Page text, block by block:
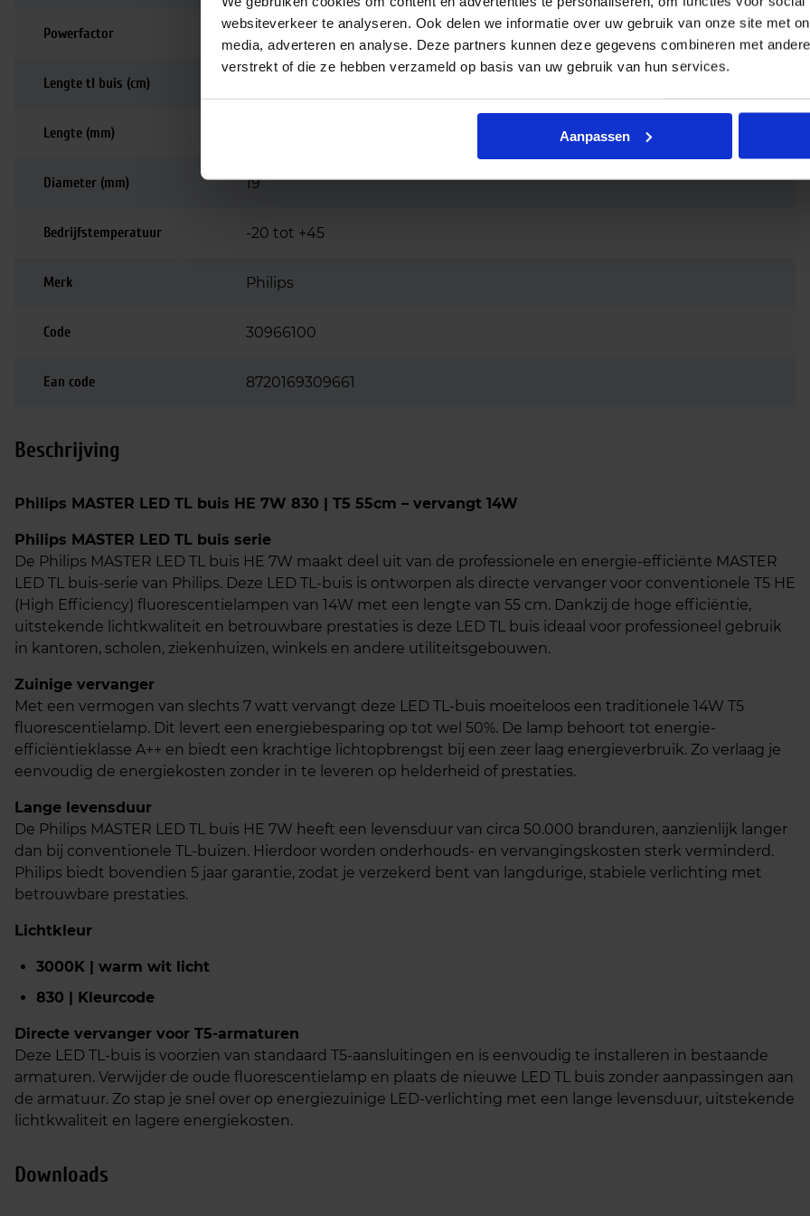
websiteverkeer te analyseren. Ook delen we informatie over uw gebruik van onze site met
media, adverteren en analyse. Deze partners kunnen deze gegevens combineren met
verstrekt of die ze hebben verzameld op basis van uw gebruik van hun services.
Aanpassen
Powerfactor 0, 9
Lengte tl buis (cm)
Lengte (mm)
Diameter (mm) 19
Bedrijfstemperatuur -20 tot +45
Merk Philips
Code 30966100
Ean code 8720169309661
Beschrijving
Philips MASTER LED TL buis HE 7W 830 | T5 55cm – vervangt 14W
Philips MASTER LED TL buis serie
De Philips MASTER LED TL buis HE 7W maakt deel uit van de professionele en energie-efficiënte MASTER
LED TL buis-serie van Philips. Deze LED TL-buis is ontworpen als directe vervanger voor conventionele T5 HE
(High Efficiency) fluorescentielampen van 14W met een lengte van 55 cm. Dankzij de hoge efficiëntie,
uitstekende lichtkwaliteit en betrouwbare prestaties is deze LED TL buis ideaal voor professioneel gebruik
in kantoren, scholen, ziekenhuizen, winkels en andere utiliteitsgebouwen.
Zuinige vervanger
Met een vermogen van slechts 7 watt vervangt deze LED TL-buis moeiteloos een traditionele 14W T5
fluorescentielamp. Dit levert een energiebesparing op tot wel 50%. De lamp behoort tot energie-
efficiëntieklasse A++ en biedt een krachtige lichtopbrengst bij een zeer laag energieverbruik. Zo verlaag je
eenvoudig de energiekosten zonder in te leveren op helderheid of prestaties.
Lange levensduur
De Philips MASTER LED TL buis HE 7W heeft een levensduur van circa 50.000 branduren, aanzienlijk langer
dan bij conventionele TL-buizen. Hierdoor worden onderhouds- en vervangingskosten sterk verminderd.
Philips biedt bovendien 5 jaar garantie, zodat je verzekerd bent van langdurige, stabiele verlichting met
betrouwbare prestaties.
Lichtkleur
3000K | warm wit licht
830 | Kleurcode
Directe vervanger voor T5-armaturen
Deze LED TL-buis is voorzien van standaard T5-aansluitingen en is eenvoudig te installeren in bestaande
armaturen. Verwijder de oude fluorescentielamp en plaats de nieuwe LED TL buis zonder aanpassingen aan
de armatuur. Zo stap je snel over op energiezuinige LED-verlichting met een lange levensduur, uitstekende
lichtkwaliteit en lagere energiekosten.
Downloads